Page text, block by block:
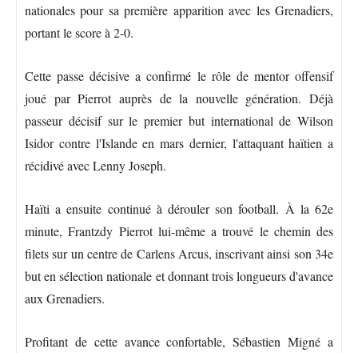
nationales pour sa première apparition avec les Grenadiers,
portant le score à 2-0.
Cette passe décisive a confirmé le rôle de mentor offensif
joué par Pierrot auprès de la nouvelle génération. Déjà
passeur décisif sur le premier but international de Wilson
Isidor contre l'Islande en mars dernier, l'attaquant haïtien a
récidivé avec Lenny Joseph.
Haïti a ensuite continué à dérouler son football. À la 62e
minute, Frantzdy Pierrot lui-même a trouvé le chemin des
filets sur un centre de Carlens Arcus, inscrivant ainsi son 34e
but en sélection nationale et donnant trois longueurs d'avance
aux Grenadiers.
Profitant de cette avance confortable, Sébastien Migné a